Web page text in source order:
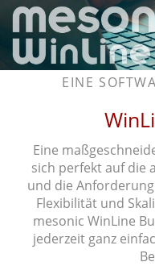
EINE
Eine
sich perfekt auf die
und die
Flexibilität und
mesonic WinLine
jederzeit ganz